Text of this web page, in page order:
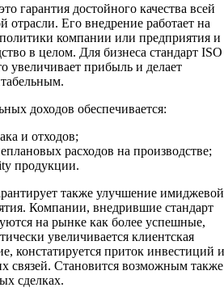
гарантия достойного качества всей
отрасли. Его внедрение работает на
компании или предприятия и
в целом. Для бизнеса стандарт ISO
увеличивает прибыль и делает
доходов обеспечивается:
и отходов;
расходов на производстве;
продукции.
также улучшение имиджевой
Компании, внедрившие стандарт
на рынке как более успешные,
увеличивается клиентская
констатируется приток инвестиций и
связей. Становится возможным также
сделках.